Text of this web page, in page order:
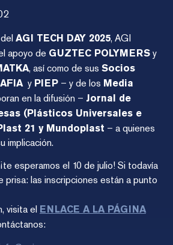
AGI TECH DAY 2025, AGI
apoyo de GUZTEC POLYMERS y
, así como de sus Socios
AFIAy PIEP – y de los Media
en la difusión – Jornal de
(Plásticos Universales e
21 y Mundoplast – a quienes
implicación.
esperamos el 10 de julio! Si todavía
prisa: las inscripciones están a punto
visita el ENLACE A LA PÁGINA